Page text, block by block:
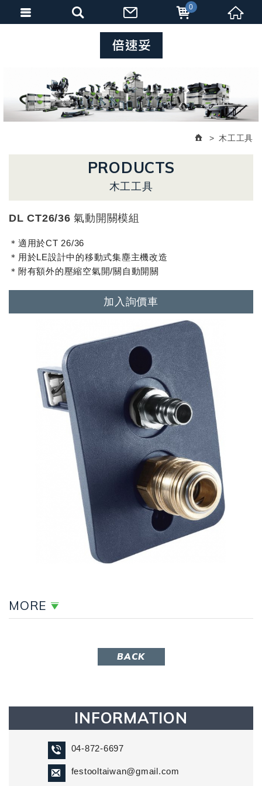
木工工具
PRODUCTS
木工工具
DL CT26/36 氣動開關模組
＊適用於CT 26/36
＊用於LE設計中的移動式集塵主機改造
＊附有額外的壓縮空氣開/關自動開關
加入詢價車
MORE
BACK
INFORMATION
04-872-6697
festooltaiwan@gmail.com
0